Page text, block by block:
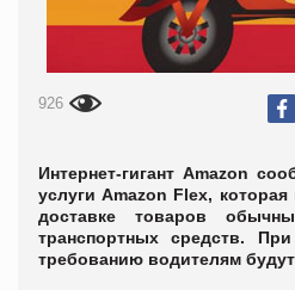
926
Интернет-гигант Amazon
услуги Amazon Flex,
доставке товаров
транспортных средств.
требованию водителям